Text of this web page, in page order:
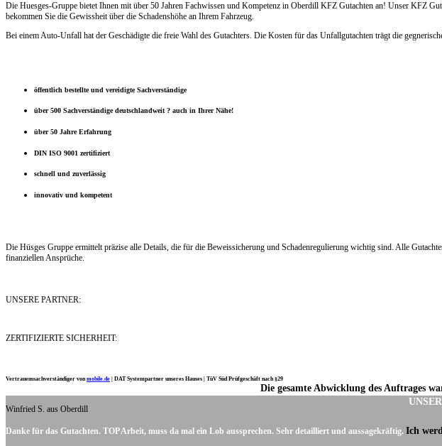
Die Huesges-Gruppe bietet Ihnen mit über 50 Jahren Fachwissen und Kompetenz in Oberdill KFZ Gutachten an! Unser KFZ
bekommen Sie die Gewissheit über die Schadenshöhe an Ihrem Fahrzeug.
Bei einem Auto-Unfall hat der Geschädigte die freie Wahl des Gutachters. Die Kosten für das Unfallgutachten trägt die
öffentlich bestellte und vereidigte Sachverständige
über 500 Sachverständige deutschlandweit ? auch in Ihrer Nähe!
über 50 Jahre Erfahrung
DIN ISO 9001 zertifiziert
schnell und zuverlässig
innovativ und kompetent
Die Hüsges Gruppe ermittelt präzise alle Details, die für die Beweissicherung und Schadenregulierung wichtig sind. Alle
finanziellen Ansprüche.
UNSERE PARTNER:
ZERTIFIZIERTE SICHERHEIT:
Vertrauenssachverständiger vonmobile.de DAT Systempartner unseres Hauses | TüV Süd Prüfgeschäft nach §29
Die gesamte Abwicklung des Auftrages
Winfried S. aus Oberdill
Danke für das Gutachten. TOP Arbeit, muss da mal ein Lob aussprechen. Sehr detailliert und aussagekräftig. Ich